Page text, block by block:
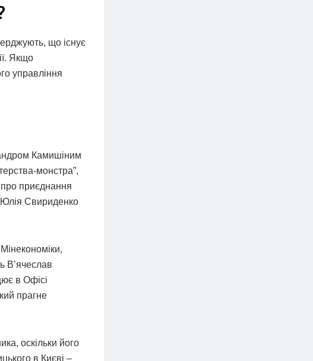
що існує
Якщо
управління
Камишіним
монстра”,
про приєднання
Юлія Свириденко
В’ячеслав
в Офісі
прагне
оскільки його
в Києві –